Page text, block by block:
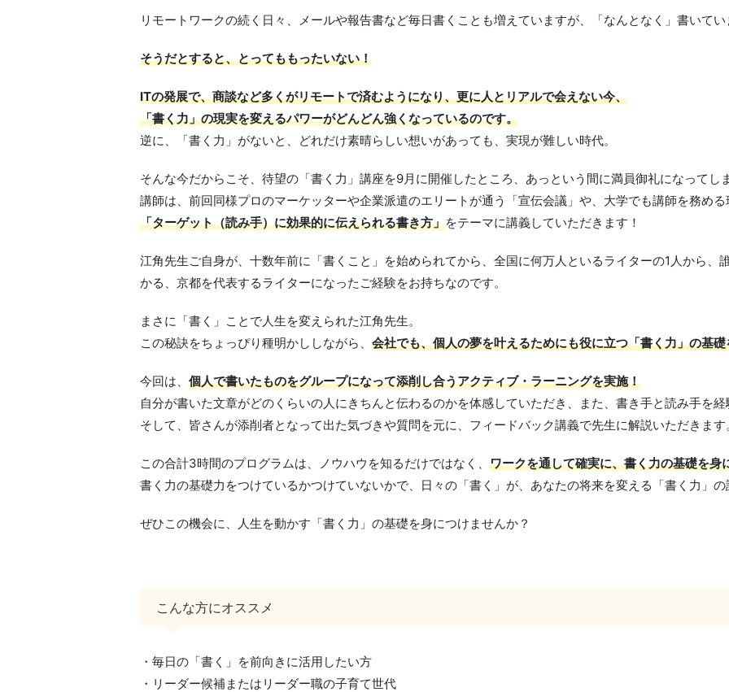
リモートワークの続く日々、メールや報告書など毎日書くことも増えていますが、「なんとなく」書いてい
そうだとすると、とってももったいない！
ITの発展で、商談など多くがリモートで済むようになり、更に人とリアルで会えない今、
「書く力」の現実を変えるパワーがどんどん強くなっているのです。
逆に、「書く力」がないと、どれだけ素晴らしい想いがあっても、実現が難しい時代。
そんな今だからこそ、待望の「書く力」講座を9月に開催したところ、あっという間に満員御礼になってし
講師は、前回同様プロのマーケッターや企業派遣のエリートが通う「宣伝会議」や、大学でも講師を務める
「ターゲット（読み手）に効果的に伝えられる書き方」をテーマに講義していただきます！
江角先生ご自身が、十数年前に「書くこと」を始められてから、全国に何万人といるライターの1人から、
かる、京都を代表するライターになったご経験をお持ちなのです。
まさに「書く」ことで人生を変えられた江角先生。
この秘訣をちょっぴり種明かししながら、 会社でも、個人の夢を叶えるためにも役に立つ「書く力」の基
今回は、 個人で書いたものをグループになって添削し合うアクティブ・ラーニングを実施！
自分が書いた文章がどのくらいの人にきちんと伝わるのかを体感していただき、また、書き手と読み手を経
そして、皆さんが添削者となって出た気づきや質問を元に、フィードバック講義で先生に解説いただきます
この合計3時間のプログラムは、ノウハウを知るだけではなく、 ワークを通して確実に、書く力の基礎を身
書く力の基礎力をつけているかつけていないかで、日々の「書く」が、あなたの将来を変える「書く力」の
ぜひこの機会に、人生を動かす「書く力」の基礎を身につけませんか？
こんな方にオススメ
・毎日の「書く」を前向きに活用したい方
・リーダー候補またはリーダー職の子育て世代